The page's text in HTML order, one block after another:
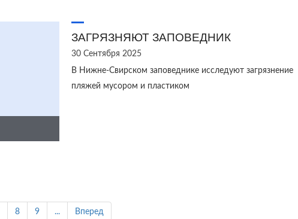
ЗАГРЯЗНЯЮТ ЗАПОВЕДНИК
30 Сентября 2025
В Нижне-Свирском заповеднике исследуют загрязнение
пляжей мусором и пластиком
8 9 ... Вперед